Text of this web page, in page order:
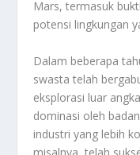
Mars, termasuk
potensi lingkungan
Dalam beberapa
swasta telah
eksplorasi luar
dominasi oleh
industri yang lebih